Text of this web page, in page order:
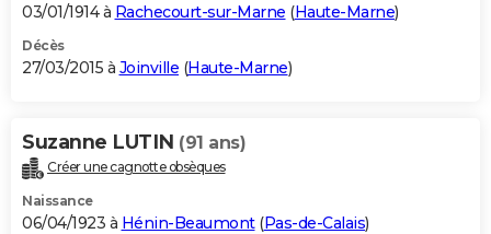
03/01/1914 à Rachecourt-sur-Marne (Haute-Marne)
Décès
27/03/2015 à Joinville (Haute-Marne)
Suzanne LUTIN (91 ans)
Créer une cagnotte obsèques
Naissance
06/04/1923 à Hénin-Beaumont(Pas-de-Calais)